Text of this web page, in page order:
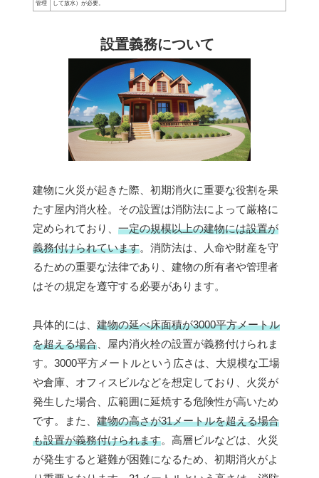
管理 して放水）が必要。
設置義務について
建物に火災が起きた際、初期消火に重要な役割を果
たす屋内消火栓。その設置は消防法によって厳格に
定められており、 一定の規模以上の建物には設置が
義務付けられています。消防法は、人命や財産を守
るための重要な法律であり、建物の所有者や管理者
はその規定を遵守する必要があります。
具体的には、 建物の延べ床面積が3000平方メートル
を超える場合 、屋内消火栓の設置が義務付けられま
す。3000平方メートルという広さは、大規模な工場
や倉庫、オフィスビルなどを想定しており、火災が
発生した場合、広範囲に延焼する危険性が高いため
です。また、 建物の高さが31メートルを超える場合
も設置が義務付けられます。高層ビルなどは、火災
が発生すると避難が困難になるため、初期消火がよ